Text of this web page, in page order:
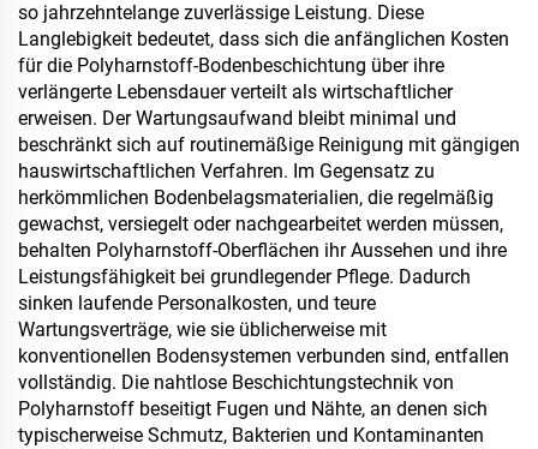
so jahrzehntelange zuverlässige Leistung. Diese
Langlebigkeit bedeutet, dass sich die anfänglichen Kosten
für die Polyharnstoff-Bodenbeschichtung über ihre
verlängerte Lebensdauer verteilt als wirtschaftlicher
erweisen. Der Wartungsaufwand bleibt minimal und
beschränkt sich auf routinemäßige Reinigung mit gängigen
hauswirtschaftlichen Verfahren. Im Gegensatz zu
herkömmlichen Bodenbelagsmaterialien, die regelmäßig
gewachst, versiegelt oder nachgearbeitet werden müssen,
behalten Polyharnstoff-Oberflächen ihr Aussehen und ihre
Leistungsfähigkeit bei grundlegender Pflege. Dadurch
sinken laufende Personalkosten, und teure
Wartungsverträge, wie sie üblicherweise mit
konventionellen Bodensystemen verbunden sind, entfallen
vollständig. Die nahtlose Beschichtungstechnik von
Polyharnstoff beseitigt Fugen und Nähte, an denen sich
typischerweise Schmutz, Bakterien und Kontaminanten